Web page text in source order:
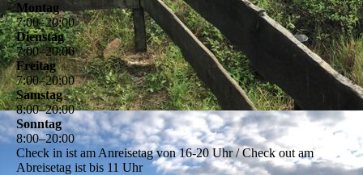
Montag
7:00–20:00
Dienstag
7:00–20:00
Freitag
7:00–20:00
Samstag
8:00–20:00
Sonntag
8:00–20:00
Check in ist am Anreisetag von 16-20 Uhr / Check out am
Abreisetag ist bis 11 Uhr